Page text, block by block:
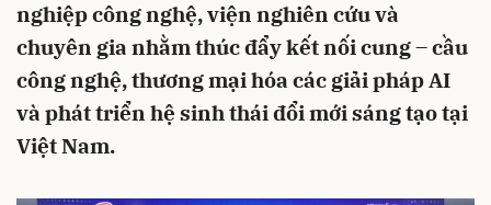
nghiệp công nghệ, viện nghiên cứu và
chuyên gia nhằm thúc đẩy kết nối cung – cầu
công nghệ, thương mại hóa các giải pháp AI
và phát triển hệ sinh thái đổi mới sáng tạo tại
Việt Nam.